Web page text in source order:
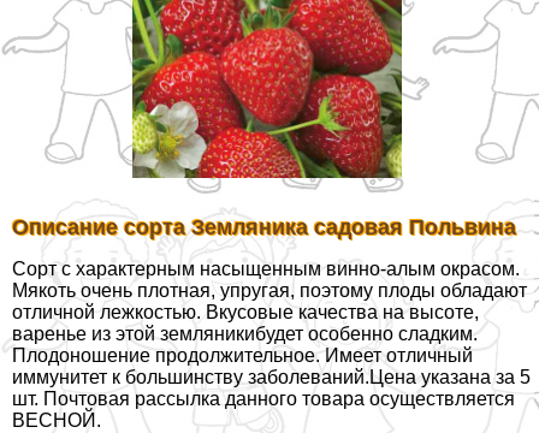
Описание сорта Земляника садовая Польвина
Сорт с хаpaктерным насыщенным винно-алым окрасом.
Мякоть очень плотная, упругая, поэтому плоды обладают
отличной лежкостью. Вкусовые качества на высоте,
варенье из этой земляникибудет особенно сладким.
Плодоношение продолжительное. Имеет отличный
иммунитет к большинству заболеваний.Цена указана за 5
шт. Почтовая рассылка данного товара осуществляется
ВЕСНОЙ.